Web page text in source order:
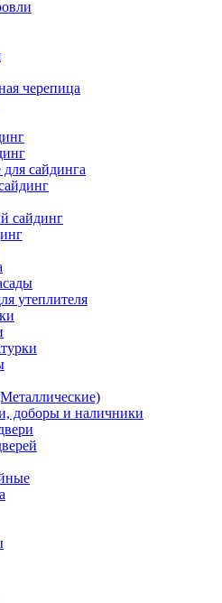
черепица
сайдинга
сайдинг
утеплителя
доборы и наличники